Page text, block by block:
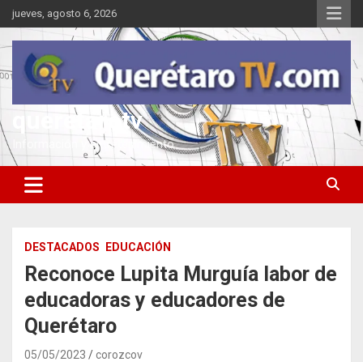
Saltar
al
contenido
jueves, agosto 6, 2026
queretarotv
Información y entretenimiento
DESTACADOS EDUCACIÓN
Reconoce Lupita Murguía labor de
educadoras y educadores de
Querétaro
05/05/2023 corozcov